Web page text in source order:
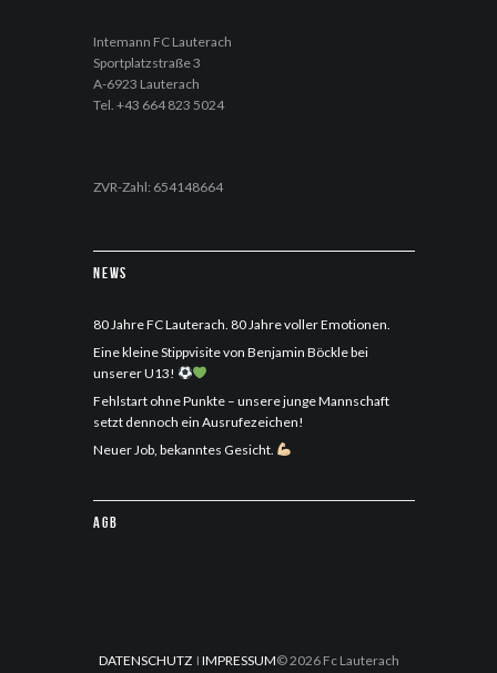
Intemann FC Lauterach
Sportplatzstraße 3
A-6923 Lauterach
Tel. +43 664 823 5024
ZVR-Zahl: 654148664
News
80 Jahre FC Lauterach. 80 Jahre voller Emotionen.
Eine kleine Stippvisite von Benjamin Böckle bei
unserer U13!
Fehlstart ohne Punkte – unsere junge Mannschaft
setzt dennoch ein Ausrufezeichen!
Neuer Job, bekanntes Gesicht.
AGB
DATENSCHUTZI IMPRESSUM© 2026 Fc Lauterach